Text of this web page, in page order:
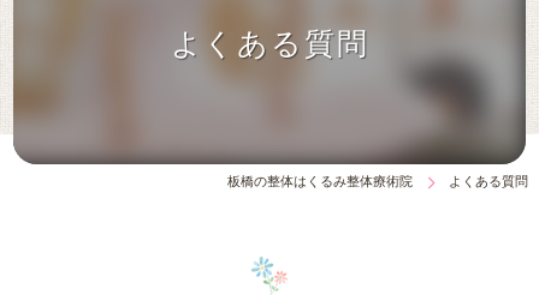
よくある質問
板橋の整体はくるみ整体療術院 よくある質問